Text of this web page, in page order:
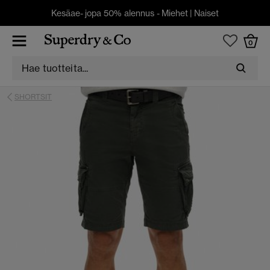
Kesäae- jopa 50% alennus - Miehet | Naiset
0
SHORTSIT